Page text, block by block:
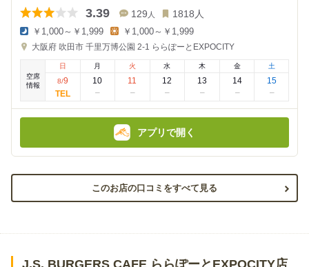
3.39 129 人 1818人
夜
の
額
￥1,000～￥1,999
昼
の
￥1,000～￥1,999
大阪府 吹田市 千里万博公園 2-1 ららぽーとEXPOCITY
空席
情報
日
8/9
月
10
火
11
水
12
木
13
金
14
土
15
アプリで開く
このお店の口コミをすべて見る